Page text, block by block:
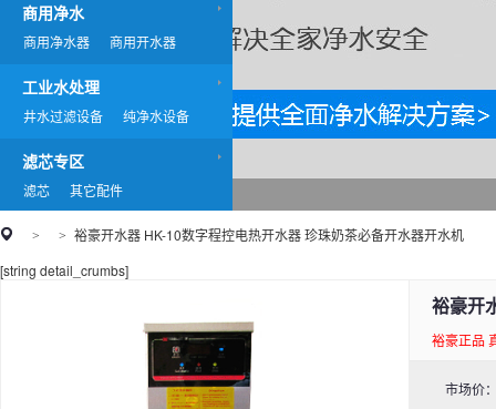
商用净水
商用净水器 商用开水器
工业水处理
井水过滤设备 纯净水设备
滤芯专区
滤芯 其它配件
> > 裕豪开水器 HK-10数字程控电热开水器 珍珠奶茶必备开水器开水机
[string detail_crumbs]
裕豪开
裕豪正品
市场价